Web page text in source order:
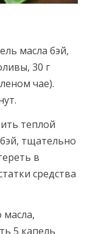
масла бэй,
30 г
чае).
теплой
тщательно
в
средства
масла,
5 капель